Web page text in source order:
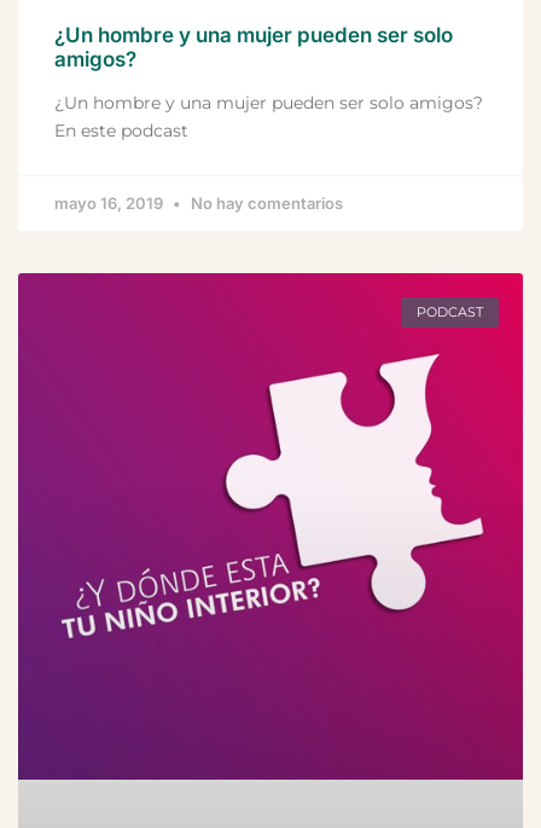
¿Un hombre y una mujer pueden ser solo
amigos?
¿Un hombre y una mujer pueden ser solo amigos?
En este podcast
mayo 16, 2019 No hay comentarios
PODCAST